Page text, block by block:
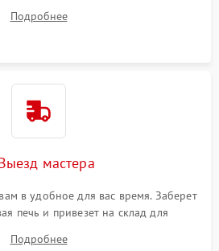
Подробнее
мастера
в удобное для вас время. Заберет
печь и привезет на склад для
Подробнее